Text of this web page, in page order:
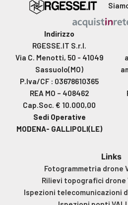
Indirizzo
RGESSE.IT S.r.l.
Via C. Menotti, 50 - 41049
Sassuolo(MO)
P.Iva/CF : 03678610365
REA MO – 408462
Cap.Soc. € 10.000,00
Sedi Operative
MODENA- GALLIPOLI(LE)
Links
Fotogrammetria drone
Rilievi topografici drone
Ispezioni telecomunicazioni